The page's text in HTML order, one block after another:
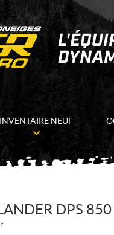
INVENTAIRE NEUF
DPS